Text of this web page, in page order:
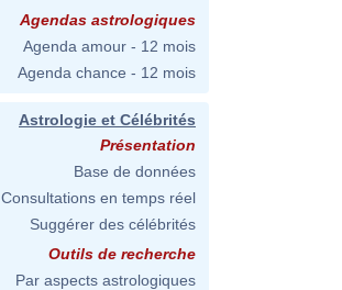
Agendas astrologiques
Agenda amour - 12 mois
Agenda chance - 12 mois
Astrologie et Célébrités
Présentation
Base de données
Consultations en temps réel
Suggérer des célébrités
Outils de recherche
Par aspects astrologiques